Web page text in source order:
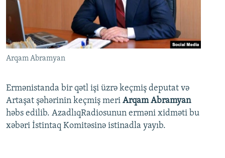
Arqam Abramyan
Ermənistanda bir qətl işi üzrə keçmiş deputat və
Artaşat şəhərinin keçmiş meri Arqam Abramyan
həbs edilib. AzadlıqRadiosunun erməni xidməti bu
xəbəri İstintaq Komitəsinə istinadla yayıb.